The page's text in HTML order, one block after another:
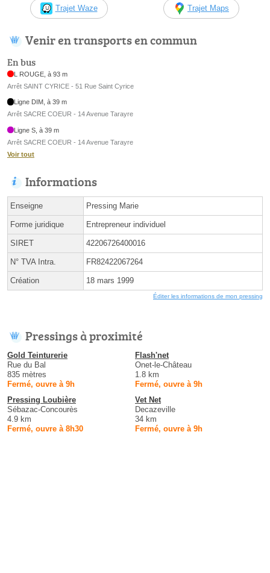
Trajet Waze Trajet Maps
Venir en transports en commun
En bus
L ROUGE, à 93 m
Arrêt SAINT CYRICE - 51 Rue Saint Cyrice
Ligne DIM, à 39 m
Arrêt SACRE COEUR - 14 Avenue Tarayre
Ligne S, à 39 m
Arrêt SACRE COEUR - 14 Avenue Tarayre
Voir tout
Informations
Enseigne Pressing Marie
Forme juridique Entrepreneur individuel
SIRET 42206726400016
N° TVA Intra. FR82422067264
Création 18 mars 1999
Éditer les informations de mon pressing
Pressings à proximité
Gold Teinturerie
Rue du Bal
835 mètres
Fermé, ouvre à 9h
Flash'net
Onet-le-Château
1.8 km
Fermé, ouvre à 9h
Pressing Loubière
Sébazac-Concourès
4.9 km
Fermé, ouvre à 8h30
Vet Net
Decazeville
34 km
Fermé, ouvre à 9h